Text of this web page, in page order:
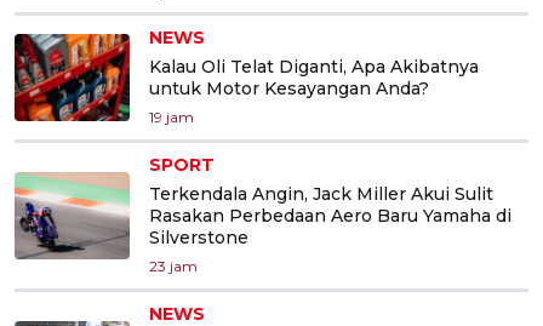
NEWS
Kalau Oli Telat Diganti, Apa Akibatnya
untuk Motor Kesayangan Anda?
19 jam
SPORT
Terkendala Angin, Jack Miller Akui Sulit
Rasakan Perbedaan Aero Baru Yamaha di
Silverstone
23 jam
NEWS